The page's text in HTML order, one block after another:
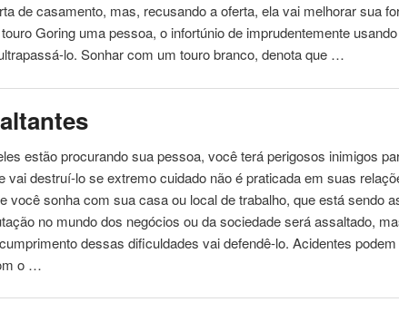
de casamento, mas, recusando a oferta, ela vai melhorar sua
Goring uma pessoa, o infortúnio de imprudentemente
lo. Sonhar com um touro branco, denota que …
estão procurando suapessoa, você terá perigosos inimigos
vai destruí-lo se extremo cuidado não é praticada em suas
você sonha com sua casa ou local de trabalho, que está sendo
no mundo dos negócios ou da sociedade será assaltado,
dessas dificuldades vai defendê-lo. Acidentes podem
o …